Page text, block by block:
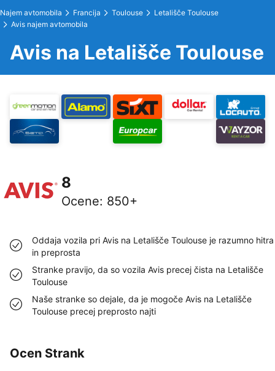
Najem avtomobila Francija Toulouse
Letališče Toulouse
Avis najem avtomobila
Avis na Letališče Toulouse
8
Ocene: 850+
Oddaja vozila pri Avis na Letališče Toulouse je razumno hitra
in preprosta
Stranke pravijo, da so vozila Avis precej čista na Letališče
Toulouse
Naše stranke so dejale, da je mogoče Avis na Letališče
Toulouse precej preprosto najti
Ocen Strank